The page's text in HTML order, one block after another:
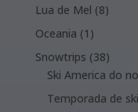
Lua de Mel 88
Oceania 1 1
product
Snowtrips 3838
Ski America do
Temporada de